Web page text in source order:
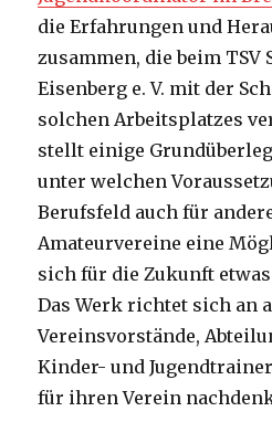
die Erfahrungen und
zusammen, die beim TSV
Eisenberg e. V. mit der
solchen Arbeitsplatzes
stellt einige
unter welchen
Berufsfeld auch für
Amateurvereine eine
sich für die Zukunft
Das Werk richtet sich an
Vereinsvorstände,
Kinder- und
für ihren Verein